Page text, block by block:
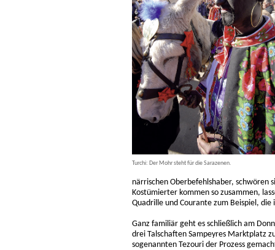
Turchi: Der Mohr steht für die Sarazenen.
närrischen Oberbefehlshaber, schwören
Kostümierter kommen so zusammen,
Quadrille und Courante zum Beispiel,
Ganz familiär geht es schließlich am
drei Talschaften Sampeyres Marktplatz
sogenannten Tezouri der Prozess